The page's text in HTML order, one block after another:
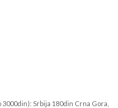
Srbija 180din Crna Gora,